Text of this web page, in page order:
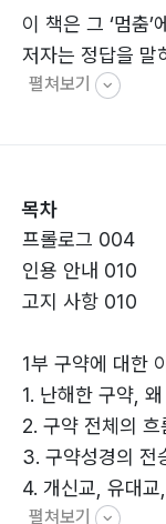
이 책은 그 ‘멈춤
저자는 정답을 말
그 길에서 만난
림입니다.
이해되지 않는 순
그분을 바라보게
여정의 동반자가
펼쳐보기
목차
프롤로그 004
인용 안내 010
고지 사항 010
1부 구약에 대한
1. 난해한 구약,
2. 구약 전체의
3. 구약성경의 전
4. 개신교, 유대
펼쳐보기